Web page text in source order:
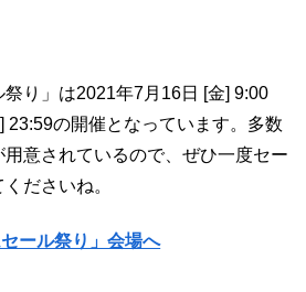
り」は2021年7月16日 [金] 9:00
23:59の開催となっています。多数
意されているので、ぜひ一度セー
ださいね。
ール祭り」会場へ